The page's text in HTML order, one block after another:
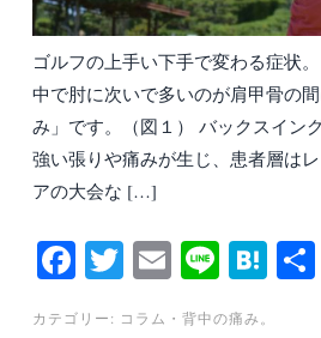
ゴルフの上手い下手で変わる症状
中で肘に次いで多いのが肩甲骨の
み」です。（図１） バックスイン
強い張りや痛みが生じ、患者層は
アの大会な […]
Fa T E Li H
カテゴリー: コラム ・ 背中の痛み。